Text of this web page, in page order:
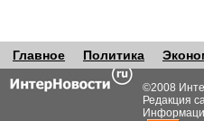
Главное Политика
©2008
Редакция